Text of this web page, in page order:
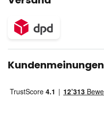
Kundenmeinungen